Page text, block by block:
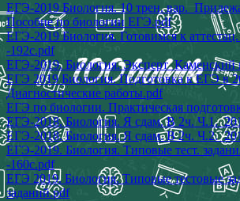
ЕГЭ-2019 Биология. 10 трен.
Пособие по биологии ЕГЭ.pdf
ЕГЭ-2019 Биология. Готовимся к
-192с.pdf
ЕГЭ-2019. Биология. Эксперт_Каменский
ЕГЭ 2019 Биология. Подготовка к ЕГЭ в
Диагностические работы.pdf
ЕГЭ по биологии. Практическая
ЕГЭ-2018. Биология. Я сдам. В 2ч.
ЕГЭ-2018. Биология. Я сдам. В 2ч.
ЕГЭ-2019. Биология. Типовые тест.
-160с.pdf
ЕГЭ 2019. Биология. Типовые тестовые
заданий.pdf